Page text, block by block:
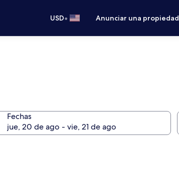
USD• Anunciar una propiedad
Fechas